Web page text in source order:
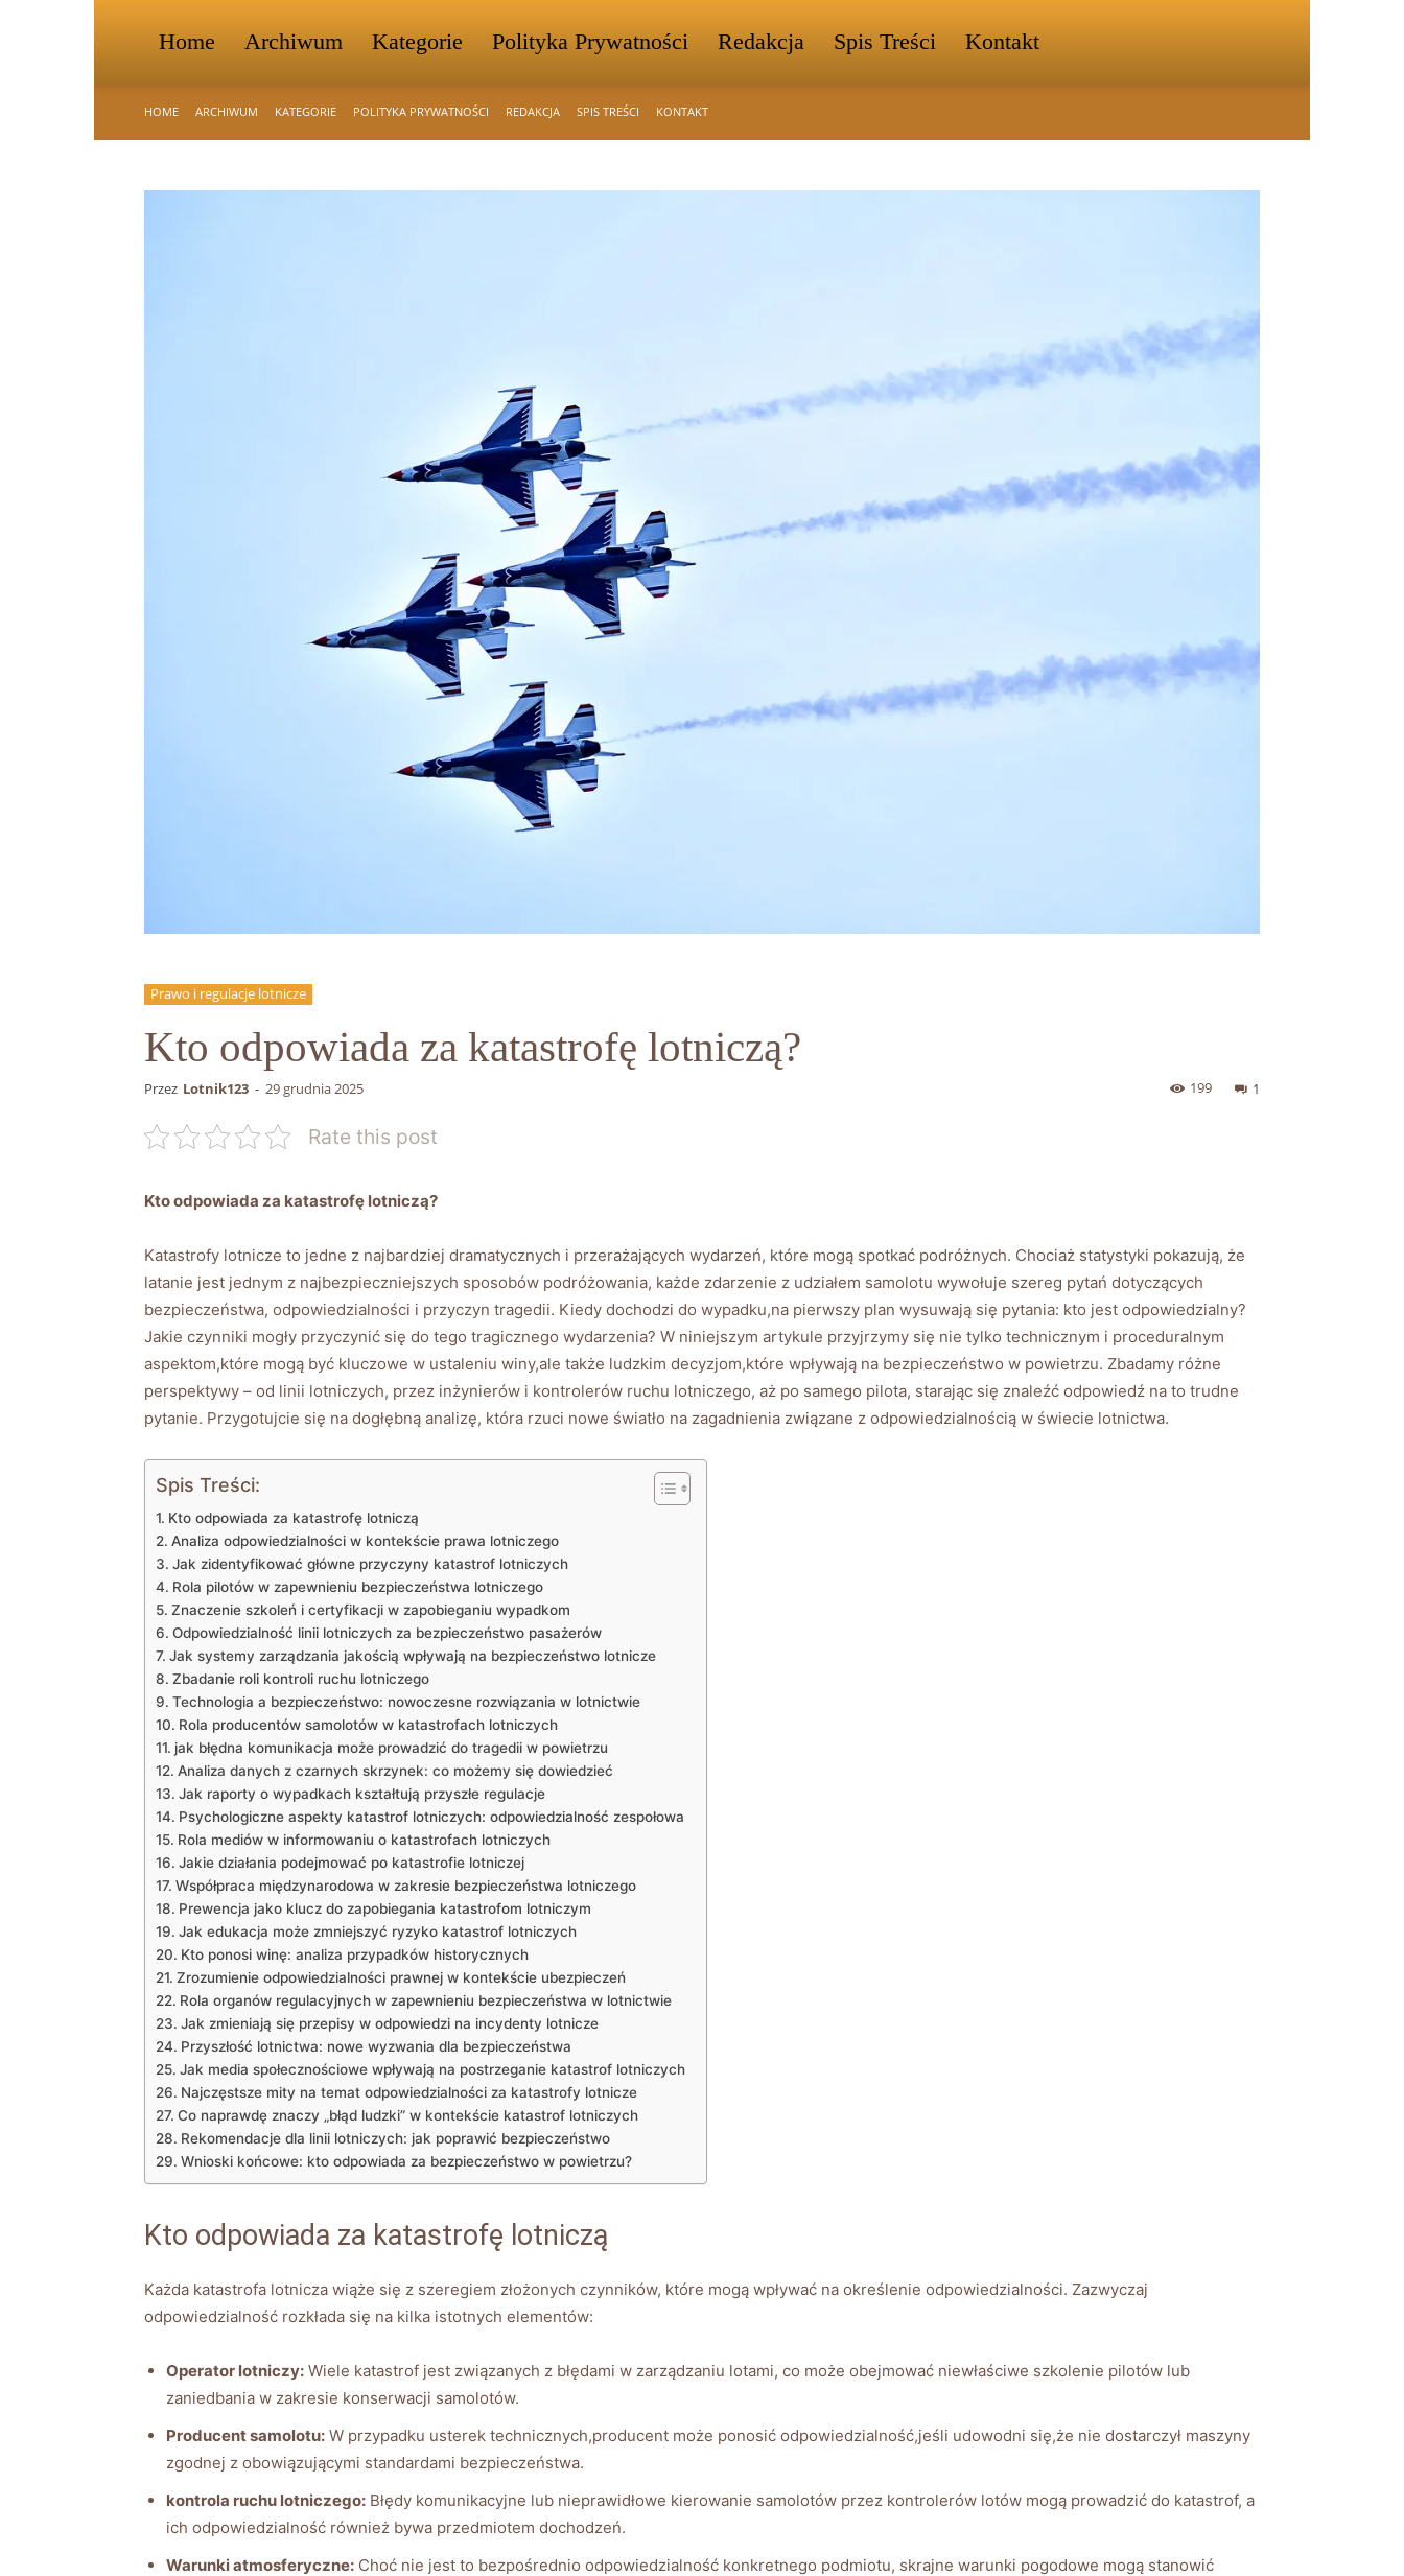
Home Archiwum Kategorie Polityka Prywatności Redakcja Spis Treści Kontakt
HOME ARCHIWUM KATEGORIE POLITYKA PRYWATNOŚCI REDAKCJA SPIS TREŚCI KONTAKT
Prawo i regulacje lotnicze
Kto odpowiada za katastrofę lotniczą?
Przez Lotnik123 - 29 grudnia 2025 1
199
Rate this post
Kto odpowiada za katastrofę lotniczą?
Katastrofy lotnicze to jedne z najbardziej dramatycznych i przerażających wydarzeń, które mogą spotkać podróżnych. Chociaż statystyki pokazują, że
latanie jest jednym z najbezpieczniejszych sposobów podróżowania, każde zdarzenie z udziałem samolotu wywołuje szereg pytań dotyczących
bezpieczeństwa, odpowiedzialności i przyczyn tragedii. Kiedy dochodzi do wypadku,na pierwszy plan wysuwają się pytania: kto jest odpowiedzialny?
Jakie czynniki mogły przyczynić się do tego tragicznego wydarzenia? W niniejszym artykule przyjrzymy się nie tylko technicznym i proceduralnym
aspektom,które mogą być kluczowe w ustaleniu winy,ale także ludzkim decyzjom,które wpływają na bezpieczeństwo w powietrzu. Zbadamy różne
perspektywy – od linii lotniczych, przez inżynierów i kontrolerów ruchu lotniczego, aż po samego pilota, starając się znaleźć odpowiedź na to trudne
pytanie. Przygotujcie się na dogłębną analizę, która rzuci nowe światło na zagadnienia związane z odpowiedzialnością w świecie lotnictwa.
Spis Treści:
Kto odpowiada za katastrofę lotniczą
Analiza odpowiedzialności w kontekście prawa lotniczego
Jak zidentyfikować główne przyczyny katastrof lotniczych
Rola pilotów w zapewnieniu bezpieczeństwa lotniczego
Znaczenie szkoleń i certyfikacji w zapobieganiu wypadkom
Odpowiedzialność linii lotniczych za bezpieczeństwo pasażerów
Jak systemy zarządzania jakością wpływają na bezpieczeństwo lotnicze
Zbadanie roli kontroli ruchu lotniczego
Technologia a bezpieczeństwo: nowoczesne rozwiązania w lotnictwie
Rola producentów samolotów w katastrofach lotniczych
jak błędna komunikacja może prowadzić do tragedii w powietrzu
Analiza danych z czarnych skrzynek: co możemy się dowiedzieć
Jak raporty o wypadkach kształtują przyszłe regulacje
Psychologiczne aspekty katastrof lotniczych: odpowiedzialność zespołowa
Rola mediów w informowaniu o katastrofach lotniczych
Jakie działania podejmować po katastrofie lotniczej
Współpraca międzynarodowa w zakresie bezpieczeństwa lotniczego
Prewencja jako klucz do zapobiegania katastrofom lotniczym
Jak edukacja może zmniejszyć ryzyko katastrof lotniczych
Kto ponosi winę: analiza przypadków historycznych
Zrozumienie odpowiedzialności prawnej w kontekście ubezpieczeń
Rola organów regulacyjnych w zapewnieniu bezpieczeństwa w lotnictwie
Jak zmieniają się przepisy w odpowiedzi na incydenty lotnicze
Przyszłość lotnictwa: nowe wyzwania dla bezpieczeństwa
Jak media społecznościowe wpływają na postrzeganie katastrof lotniczych
Najczęstsze mity na temat odpowiedzialności za katastrofy lotnicze
Co naprawdę znaczy „błąd ludzki” w kontekście katastrof lotniczych
Rekomendacje dla linii lotniczych: jak poprawić bezpieczeństwo
Wnioski końcowe: kto odpowiada za bezpieczeństwo w powietrzu?
Kto odpowiada za katastrofę lotniczą
Każda katastrofa lotnicza wiąże się z szeregiem złożonych czynników, które mogą wpływać na określenie odpowiedzialności. Zazwyczaj
odpowiedzialność rozkłada się na kilka istotnych elementów:
Operator lotniczy: Wiele katastrof jest związanych z błędami w zarządzaniu lotami, co może obejmować niewłaściwe szkolenie pilotów lub
zaniedbania w zakresie konserwacji samolotów.
Producent samolotu: W przypadku usterek technicznych,producent może ponosić odpowiedzialność,jeśli udowodni się,że nie dostarczył maszyny
zgodnej z obowiązującymi standardami bezpieczeństwa.
kontrola ruchu lotniczego: Błędy komunikacyjne lub nieprawidłowe kierowanie samolotów przez kontrolerów lotów mogą prowadzić do katastrof, a
ich odpowiedzialność również bywa przedmiotem dochodzeń.
Warunki atmosferyczne: Choć nie jest to bezpośrednio odpowiedzialność konkretnego podmiotu, skrajne warunki pogodowe mogą stanowić